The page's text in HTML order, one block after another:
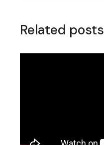
Related posts